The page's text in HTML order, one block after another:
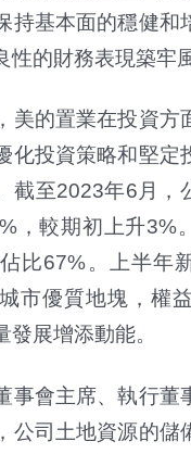
持基本面的穩健和
性的財務表現築牢
的置業在投資方
化投資策略和堅定
截至2023年6月，
，較期初上升3%
比67%。上半年
市優質地塊，權
展增添動能。
會主席、執行董
公司土地資源的儲